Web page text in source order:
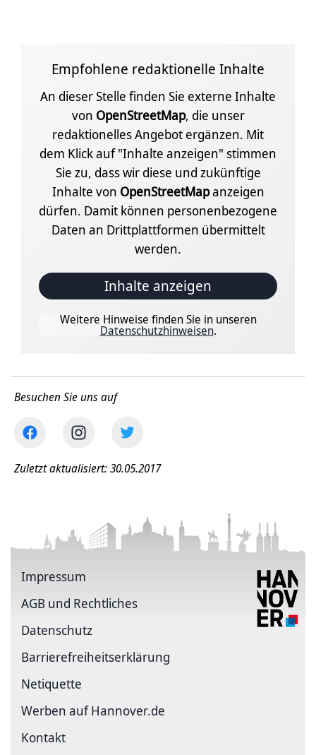
Empfohlene redaktionelle Inhalte
An dieser Stelle finden Sie externe Inhalte
von OpenStreetMap, die unser
redaktionelles Angebot ergänzen. Mit
dem Klick auf "Inhalte anzeigen" stimmen
Sie zu, dass wir diese und zukünftige
Inhalte von OpenStreetMapanzeigen
dürfen. Damit können personenbezogene
Daten an Drittplattformen übermittelt
werden.
Inhalte anzeigen
Weitere Hinweise finden Sie in unseren
Datenschutzhinweisen.
Besuchen Sie uns auf
Zuletzt aktualisiert: 30.05.2017
Impressum
AGB und Rechtliches
Datenschutz
Barriere­freiheits­erklärung
Netiquette
Werben auf Hannover.de
Kontakt